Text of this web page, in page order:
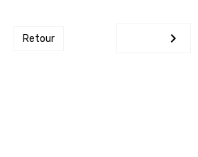
Retour